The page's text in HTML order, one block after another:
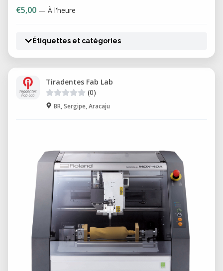
€5,00 — À l'heure
Étiquettes et catégories
Tiradentes Fab Lab
(0)
BR, Sergipe, Aracaju